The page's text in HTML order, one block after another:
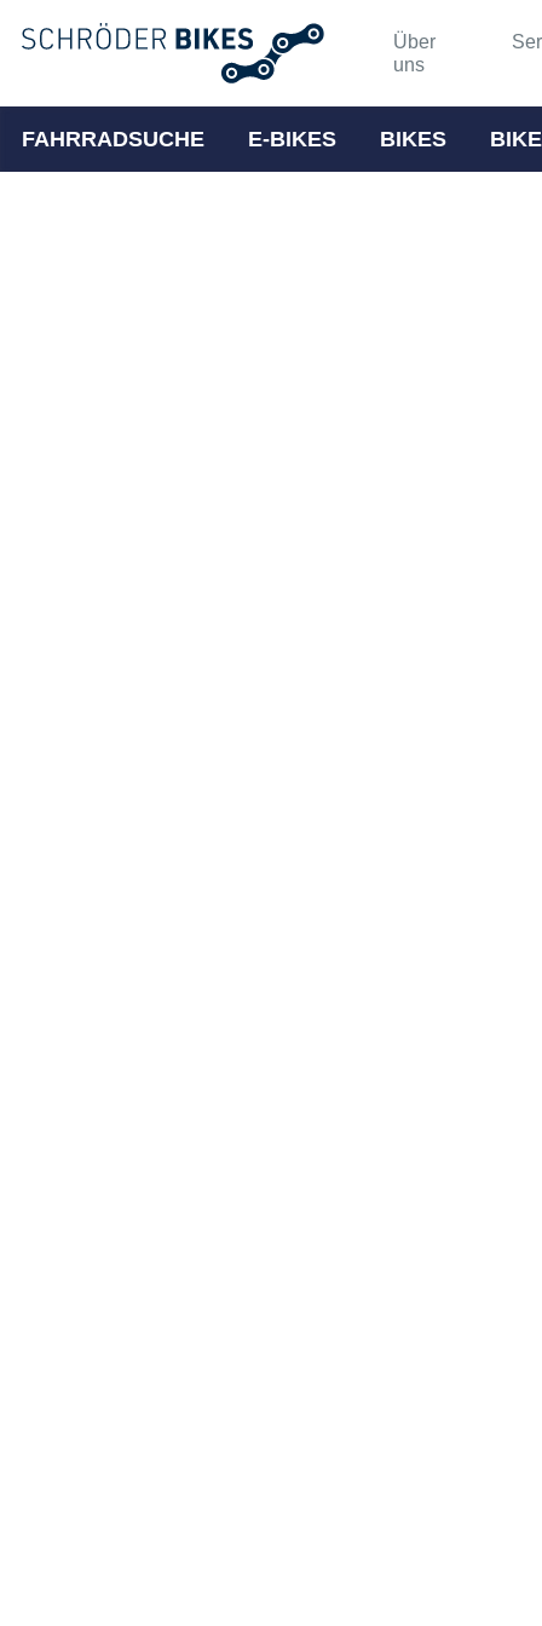
Über
uns
FAHRRADSUCHE E-BIKES BIKES